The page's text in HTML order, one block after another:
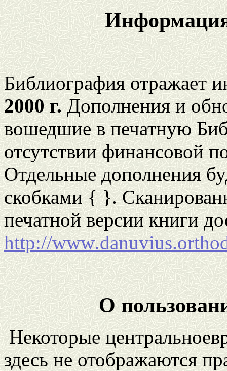
Библиография отражает
2000 г.Дополнения и
вошедшие в печатную
отсутствии финансовой
Отдельные дополнения
скобками { }.
печатной версии книги
http://www.danuvius.
О
Некоторые
здесь не отображаются